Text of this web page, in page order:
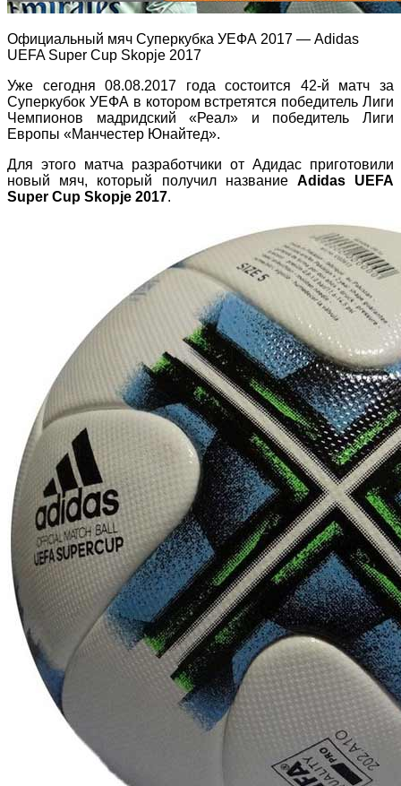
Официальный мяч Cуперкубка УЕФА 2017 — Adidas
UEFA Super Cup Skopje 2017
Уже сегодня 08.08.2017 года состоится 42-й матч за
Суперкубок УЕФА в котором встретятся победитель Лиги
Чемпионов мадридский «Реал» и победитель Лиги
Европы «Манчестер Юнайтед».
Для этого матча разработчики от Адидас приготовили
новый мяч, который получил название Adidas UEFA
Super Cup Skopje 2017.